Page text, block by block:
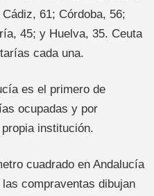
61; Córdoba, 56;
45; y Huelva, 35. Ceuta
cada una.
es el primero de
ocupadas y por
institución.
cuadrado en Andalucía
compraventas dibujan